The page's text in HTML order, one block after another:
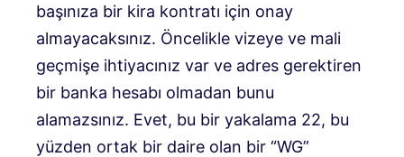
başınıza bir kira kontratı için onay
almayacaksınız. Öncelikle vizeye ve mali
geçmişe ihtiyacınız var ve adres gerektiren
bir banka hesabı olmadan bunu
alamazsınız. Evet, bu bir yakalama 22, bu
yüzden ortak bir daire olan bir “WG”